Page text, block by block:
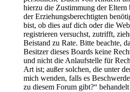
hierzu die Zustimmung der Eltern
der Erziehungsberechtigten
bist, ob dies auf dich oder die
registrieren versuchst, zutrifft,
Beistand zu Rate. Bitte beachte,
Besitzer dieses Boards keine
und nicht die Anlaufstelle für
Art ist; außer solchen, die unter
mich wenden, falls es
zu diesem Forum gibt?“